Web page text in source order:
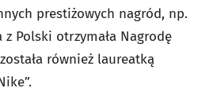
prestiżowych nagród, np.
Polski otrzymała Nagrodę
również laureatką